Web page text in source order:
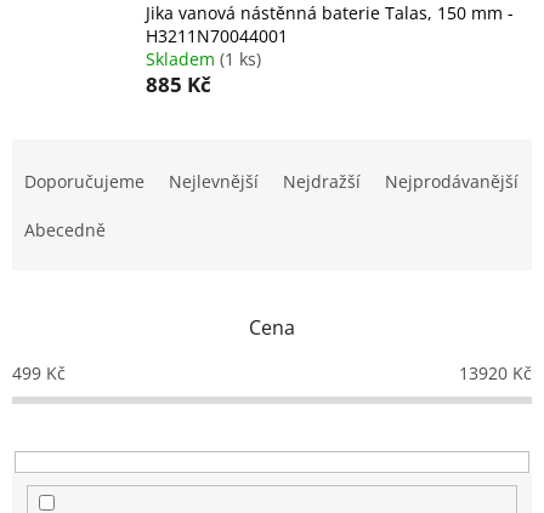
Jika vanová nástěnná baterie Talas, 150 mm -
H3211N70044001
Skladem (1 ks)
885 Kč
o
d
k
t
Doporučujeme Nejlevnější Nejdražší Nejprodávanější
Abecedně
Cena
499 Kč 13920 Kč